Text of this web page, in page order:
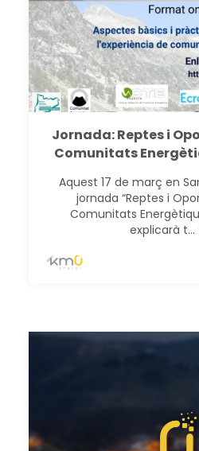
Jornada: Reptes i
Comunitats
Aquest 17 de març en
jornada “Reptes i
Comunitats
explicarà t...